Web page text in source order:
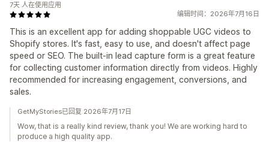
编辑时间：2026年7月16日
This is an excellent app for adding shoppable UGC videos to
Shopify stores. It's fast, easy to use, and doesn't affect page
speed or SEO. The built-in lead capture form is a great feature
for collecting customer information directly from videos. Highly
recommended for increasing engagement, conversions, and
sales.
7天 人在使用应用
GetMyStories已回复 2026年7月17日
Wow, that is a really kind review, thank you! We are working hard to
produce a high quality app.